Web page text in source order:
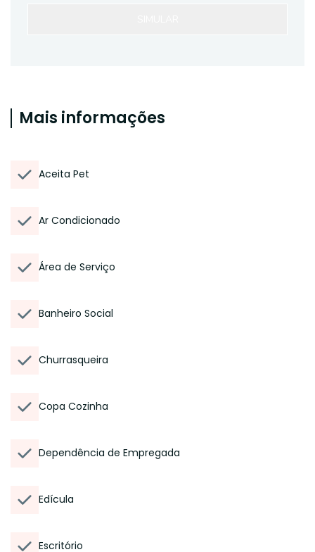
Mais informações
Aceita Pet
Ar Condicionado
Área de Serviço
Banheiro Social
Churrasqueira
Copa Cozinha
Dependência de Empregada
Edícula
Escritório